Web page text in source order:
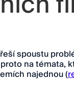
spoustu
na témata,
najednou (